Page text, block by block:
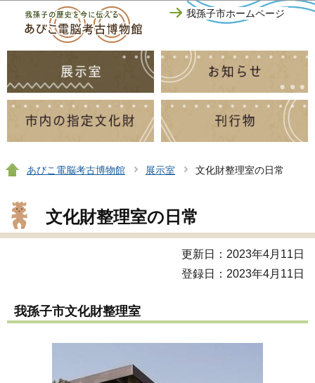
このページの本文へ移動我孫子市ホームページ
あびこ電脳考古博物館 展示室 文化財整理室の日常
文化財整理室の日常
更新日：2023年4月11日
登録日：2023年4月11日
我孫子市文化財整理室